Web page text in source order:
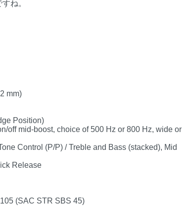
ね。
mm)
Position)
off mid-boost, choice of 500 Hz or 800 Hz, wide or
Control (P/P) / Treble and Bass (stacked), Mid
Release
(SAC STR SBS 45)